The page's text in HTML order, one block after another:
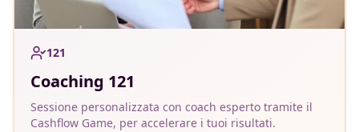
121
Coaching 121
Sessione personalizzata con coach esperto tramite il
Cashflow Game, per accelerare i tuoi risultati.